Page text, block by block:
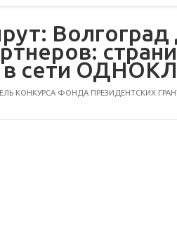
Волгоград
в сети
КОНКУРСА ФОНДА ПРЕЗИДЕНТСКИХ